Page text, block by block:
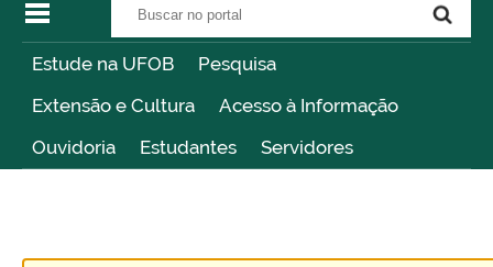
Estude na UFOB
Pesquisa
Extensão e Cultura
Acesso à Informação
Ouvidoria
Estudantes Servidores